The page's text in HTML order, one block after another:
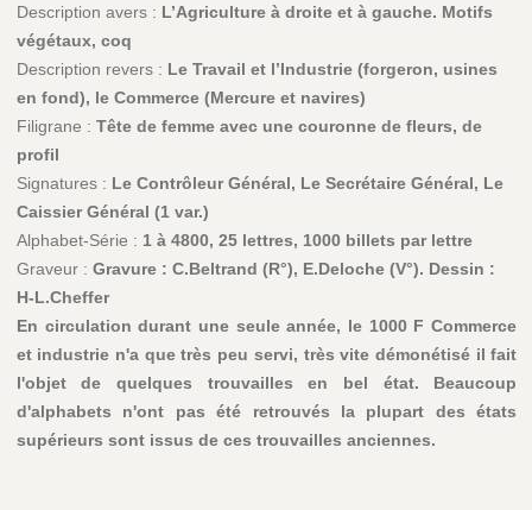
Description avers : L’Agriculture à droite et à gauche. Motifs
végétaux, coq
Description revers : Le Travail et l’Industrie (forgeron, usines
en fond), le Commerce (Mercure et navires)
Filigrane : Tête de femme avec une couronne de fleurs, de
profil
Signatures : Le Contrôleur Général, Le Secrétaire Général, Le
Caissier Général (1 var.)
Alphabet-Série : 1 à 4800, 25 lettres, 1000 billets par lettre
Graveur : Gravure : C.Beltrand (R°), E.Deloche (V°). Dessin :
H-L.Cheffer
En circulation durant une seule année, le 1000 F Commerce
et industrie n'a que très peu servi, très vite démonétisé il fait
l'objet de quelques trouvailles en bel état. Beaucoup
d'alphabets n'ont pas été retrouvés la plupart des états
supérieurs sont issus de ces trouvailles anciennes.